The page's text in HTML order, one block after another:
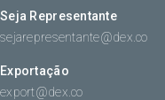
Seja Representante
sejarepresentante@dex.co
Exportação
export@dex.co